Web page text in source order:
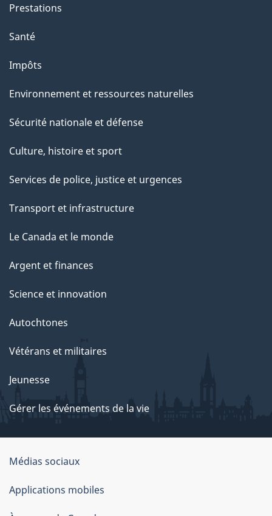
Prestations
Santé
Impôts
Environnement et ressources naturelles
Sécurité nationale et défense
Culture, histoire et sport
Services de police, justice et urgences
Transport et infrastructure
Le Canada et le monde
Argent et finances
Science et innovation
Autochtones
Vétérans et militaires
Jeunesse
Gérer les événements de la vie
Organisation
du
gouvernement
Médias sociaux
Applications mobiles